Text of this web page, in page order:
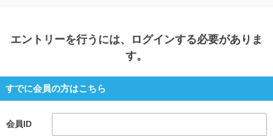
エントリーを行うには、ログインする必要がありま
す。
すでに会員の方はこちら
会員ID